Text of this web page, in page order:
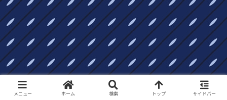
メニュー ホーム 検索 トップ サイドバー